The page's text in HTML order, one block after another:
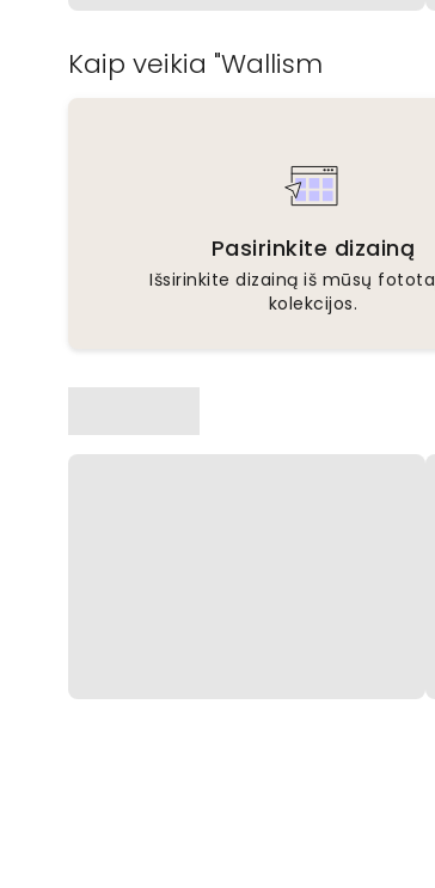
Kaip veikia "Wallism
Pasirinkite dizainą
Išsirinkite dizainą iš mūsų
kolekcijos.